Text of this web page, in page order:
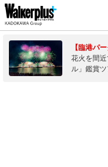
【臨港パ
花火を間
ル」鑑賞